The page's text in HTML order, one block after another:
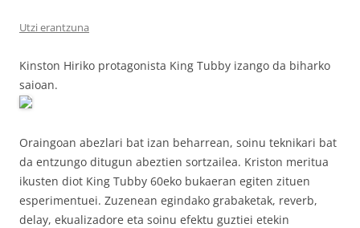
Utzi erantzuna
Kinston Hiriko protagonista King Tubby izango da biharko
saioan.
Oraingoan abezlari bat izan beharrean, soinu teknikari bat
da entzungo ditugun abeztien sortzailea. Kriston meritua
ikusten diot King Tubby 60eko bukaeran egiten zituen
esperimentuei. Zuzenean egindako grabaketak, reverb,
delay, ekualizadore eta soinu efektu guztiei etekin